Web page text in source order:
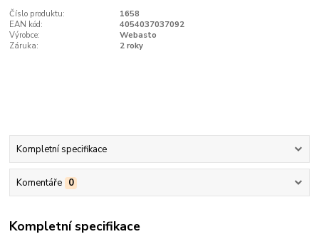
Číslo produktu:
1658
EAN kód:
4054037037092
Výrobce:
Webasto
Záruka:
2 roky
Kompletní specifikace
Komentáře 0
Kompletní specifikace